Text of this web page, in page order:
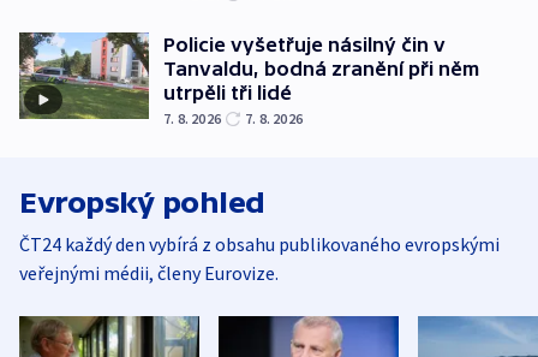
Policie vyšetřuje násilný čin v
Tanvaldu, bodná zranění při něm
utrpěli tři lidé
7. 8. 2026 7. 8. 2026
Evropský pohled
ČT24 každý den vybírá z obsahu publikovaného evropskými
veřejnými médii, členy Eurovize.